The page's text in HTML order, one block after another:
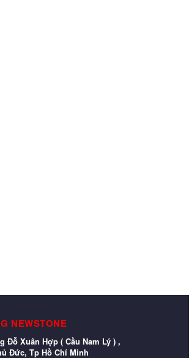
NEWSTONE
Đỗ Xuân Hợp ( Cầu Nam Lý ) ,
Đức, Tp Hồ Chí Minh